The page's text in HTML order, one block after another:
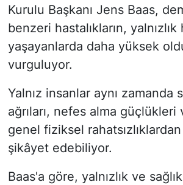
Kurulu Başkanı Jens Baas,
benzeri hastalıkların, yalnızlık
yaşayanlarda daha yüksek
vurguluyor.
Yalnız insanlar aynı zamanda
ağrıları, nefes alma güçlükleri
genel fiziksel
şikâyet edebiliyor.
Baas'a göre, yalnızlık ve